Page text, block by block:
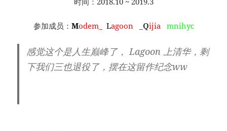
参加成员： Modem_ Lagoon Qijia mnihyc
感觉这个是人生巅峰了， Lagoon 上清华，剩
下我们三也退役了，摆在这留作纪念ww